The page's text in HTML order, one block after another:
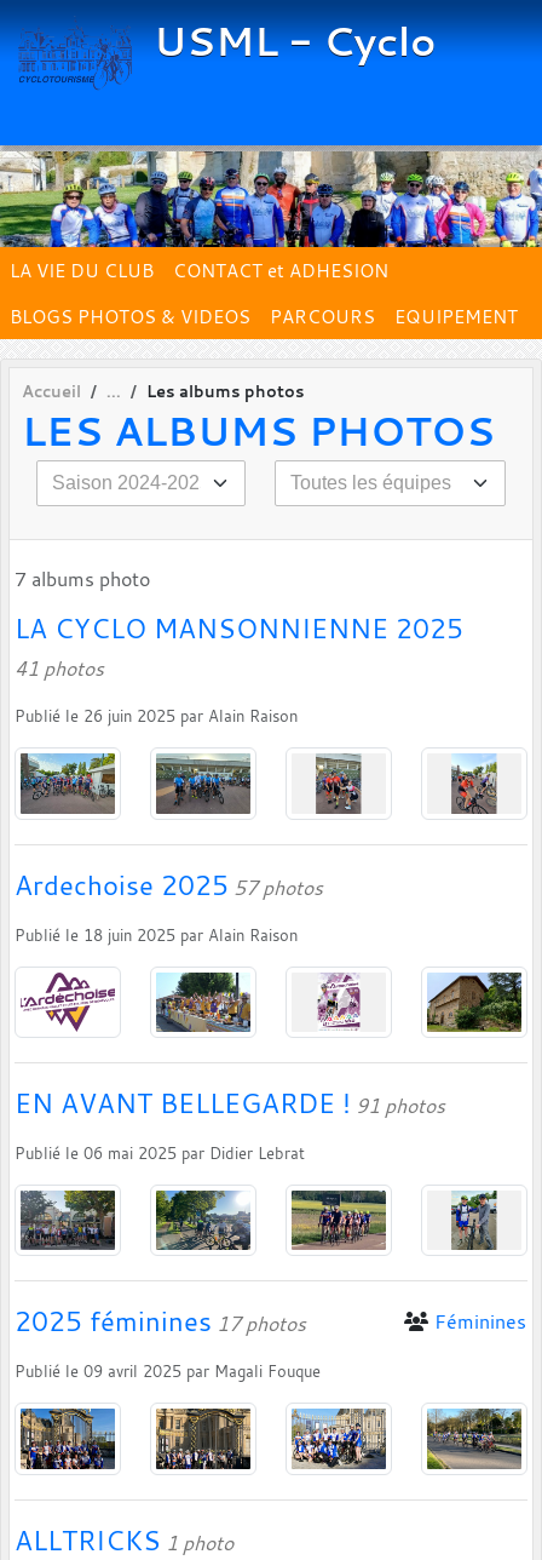
USML - Cyclo
LA VIE DU CLUB
CONTACT et ADHESION
BLOGS PHOTOS & VIDEOS
PARCOURS EQUIPEMENT
Accueil Les albums photos
LES ALBUMS PHOTOS
7 albums photo
LA CYCLO MANSONNIENNE 2025
41 photos
Publié le 26 juin 2025 par Alain Raison
Ardechoise 2025 57 photos
Publié le 18 juin 2025 par Alain Raison
EN AVANT BELLEGARDE ! 91 photos
Publié le 06 mai 2025 par Didier Lebrat
2025 féminines 17 photos Féminines
Publié le 09 avril 2025 par Magali Fouque
ALLTRICKS 1 photo
Panneau de gestion des cookies